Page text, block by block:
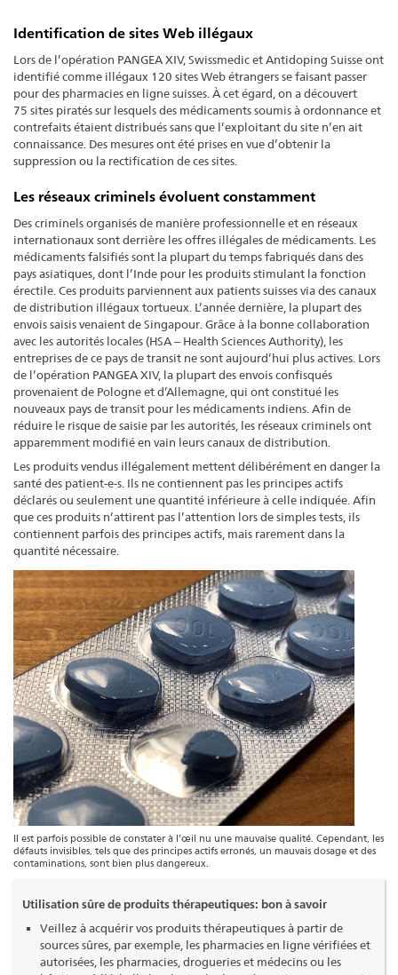
Identification de sites Web illégaux
Lors de l’opération PANGEA XIV, Swissmedic et Antidoping Suisse ont
identifié comme illégaux 120 sites Web étrangers se faisant passer
pour des pharmacies en ligne suisses. À cet égard, on a découvert
75 sites piratés sur lesquels des médicaments soumis à ordonnance et
contrefaits étaient distribués sans que l’exploitant du site n’en ait
connaissance. Des mesures ont été prises en vue d’obtenir la
suppression ou la rectification de ces sites.
Les réseaux criminels évoluent constamment
Des criminels organisés de manière professionnelle et en réseaux
internationaux sont derrière les offres illégales de médicaments. Les
médicaments falsifiés sont la plupart du temps fabriqués dans des
pays asiatiques, dont l’Inde pour les produits stimulant la fonction
érectile. Ces produits parviennent aux patients suisses via des canaux
de distribution illégaux tortueux. L’année dernière, la plupart des
envois saisis venaient de Singapour. Grâce à la bonne collaboration
avec les autorités locales (HSA ‒ Health Sciences Authority), les
entreprises de ce pays de transit ne sont aujourd’hui plus actives. Lors
de l’opération PANGEA XIV, la plupart des envois confisqués
provenaient de Pologne et d’Allemagne, qui ont constitué les
nouveaux pays de transit pour les médicaments indiens. Afin de
réduire le risque de saisie par les autorités, les réseaux criminels ont
apparemment modifié en vain leurs canaux de distribution.
Les produits vendus illégalement mettent délibérément en danger la
santé des patient-e-s. Ils ne contiennent pas les principes actifs
déclarés ou seulement une quantité inférieure à celle indiquée. Afin
que ces produits n’attirent pas l’attention lors de simples tests, ils
contiennent parfois des principes actifs, mais rarement dans la
quantité nécessaire.
Il est parfois possible de constater à l’œil nu une mauvaise qualité. Cependant, les
défauts invisibles, tels que des principes actifs erronés, un mauvais dosage et des
contaminations, sont bien plus dangereux.
Utilisation sûre de produits thérapeutiques: bon à savoir
Veillez à acquérir vos produits thérapeutiques à partir de
sources sûres, par exemple, les pharmacies en ligne vérifiées et
autorisées, les pharmacies, drogueries et médecins ou les